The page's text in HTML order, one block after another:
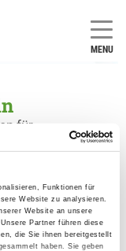
Funktionen für
Website zu analysieren.
Website an unsere
Partner führen diese
die Sie ihnen bereitgestellt
haben. Sie geben
MENU
für